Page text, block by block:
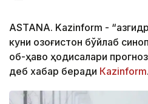
ASTANA. Kazinform -
куни Қозоғистон бўйлаб
об-ҳаво ҳодисалари
деб хабар беради Каzinform.